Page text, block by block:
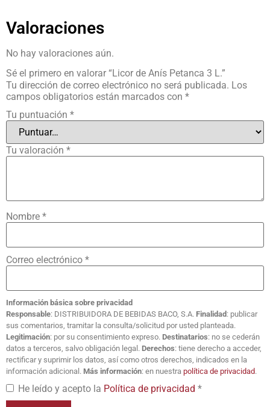
Valoraciones
No hay valoraciones aún.
Sé el primero en valorar “Licor de Anís Petanca 3 L.”
Tu dirección de correo electrónico no será publicada. Los
campos obligatorios están marcados con *
Tu puntuación *
Tu valoración *
Nombre *
Correo electrónico *
Información básica sobre privacidad
Responsable: DISTRIBUIDORA DE BEBIDAS BACO, S.A. Finalidad : publicar
sus comentarios, tramitar la consulta/solicitud por usted planteada.
Legitimación: por su consentimiento expreso. Destinatarios: no se cederán
datos a terceros, salvo obligación legal. Derechos: tiene derecho a acceder,
rectificar y suprimir los datos, así como otros derechos, indicados en la
información adicional. Más información: en nuestra política de privacidad.
He leído y acepto la Política de privacidad *